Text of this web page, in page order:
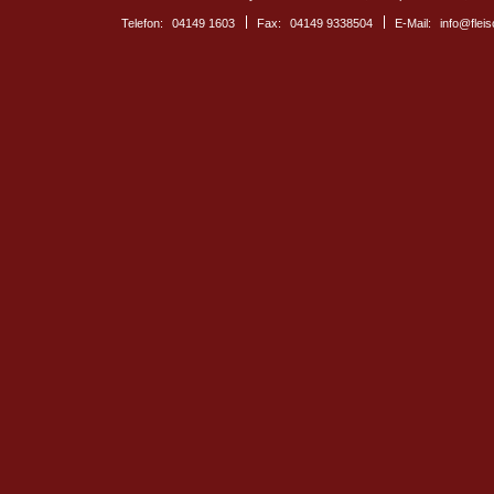
Telefon: 04149 1603 Fax: 04149 9338504 E-Mail: